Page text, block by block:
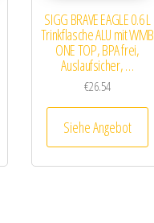
SIGG BRAVE EAGLE 0.6 L
Trinkflasche ALU mit WMB
ONE TOP, BPA frei,
Auslaufsicher, …
€26.54
Siehe Angebot